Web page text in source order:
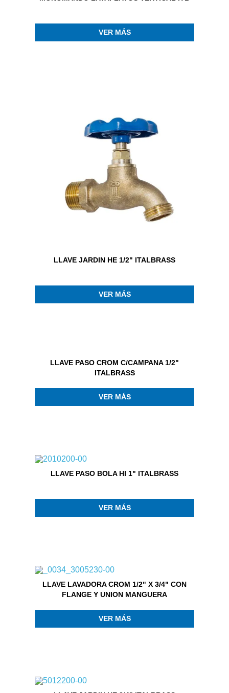
VER MÁS
LLAVE JARDIN HE 1/2" ITALBRASS
VER MÁS
LLAVE PASO CROM C/CAMPANA 1/2"
ITALBRASS
VER MÁS
LLAVE PASO BOLA HI 1" ITALBRASS
VER MÁS
LLAVE LAVADORA CROM 1/2" X 3/4" CON
FLANGE Y UNION MANGUERA
VER MÁS